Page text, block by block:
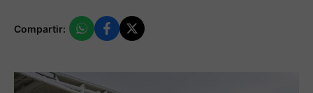
Compartir: